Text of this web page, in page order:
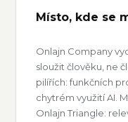
Místo, kde se
Onlajn Company
sloužit člověku, ne
pilířích: funkčních
chytrém využití AI.
Onlajn Triangle: